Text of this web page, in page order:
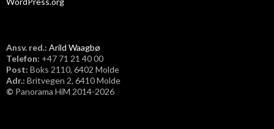
Ansv. red.: Arild Waagbø
Telefon: ​+47 71 21 40 00
Post: Boks 2110, 6402 Molde
Adr.: Britvegen 2, 6410 Molde
© Panorama HiM 2014-2026